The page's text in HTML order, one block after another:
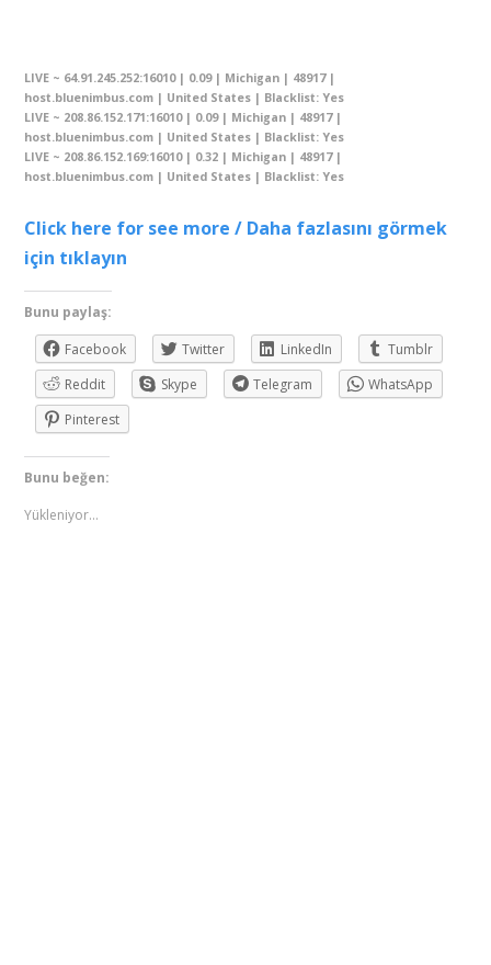
LIVE ~ 64.91.245.252:16010 | 0.09 | Michigan | 48917 |
host.bluenimbus.com | United States | Blacklist: Yes
LIVE ~ 208.86.152.171:16010 | 0.09 | Michigan | 48917 |
host.bluenimbus.com | United States | Blacklist: Yes
LIVE ~ 208.86.152.169:16010 | 0.32 | Michigan | 48917 |
host.bluenimbus.com | United States | Blacklist: Yes
Click here for see more / Daha fazlasını görmek
için tıklayın
Bunu paylaş:
Facebook
Twitter LinkedIn
Tumblr
Reddit
Skype Telegram
WhatsApp
Pinterest
Bunu beğen:
Yükleniyor...